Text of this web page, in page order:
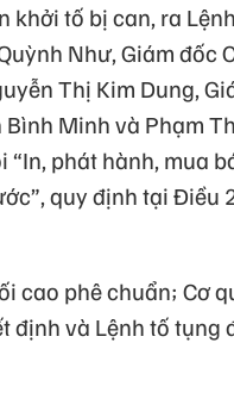
khởi tố bị can, ra
Như, Giám đốc
Thị Kim Dung,
Minh và Phạm
phát hành, mua
quy định tại Điều
cao phê chuẩn; Cơ
định và Lệnh tố tụng